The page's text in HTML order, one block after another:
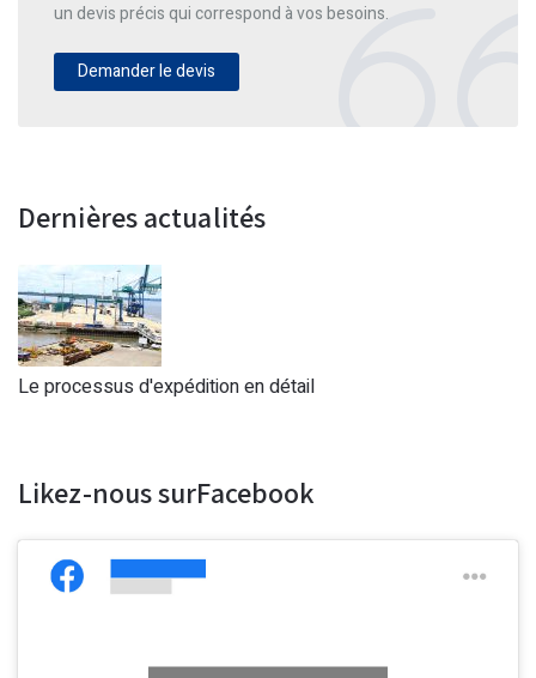
un devis précis qui correspond à vos besoins.
Demander le devis
Dernières actualités
Le processus d'expédition en détail
Likez-nous surFacebook